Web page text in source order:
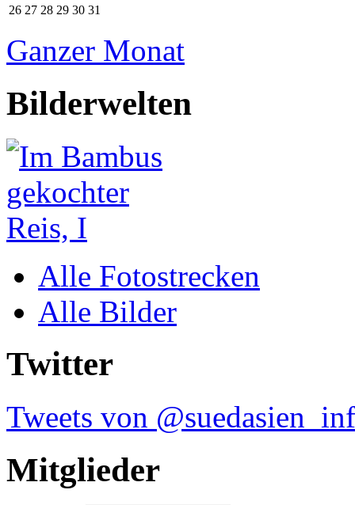
26 27 28 29 30 31
Ganzer Monat
Bilderwelten
Alle Fotostrecken
Alle Bilder
Twitter
Tweets von
Mitglieder